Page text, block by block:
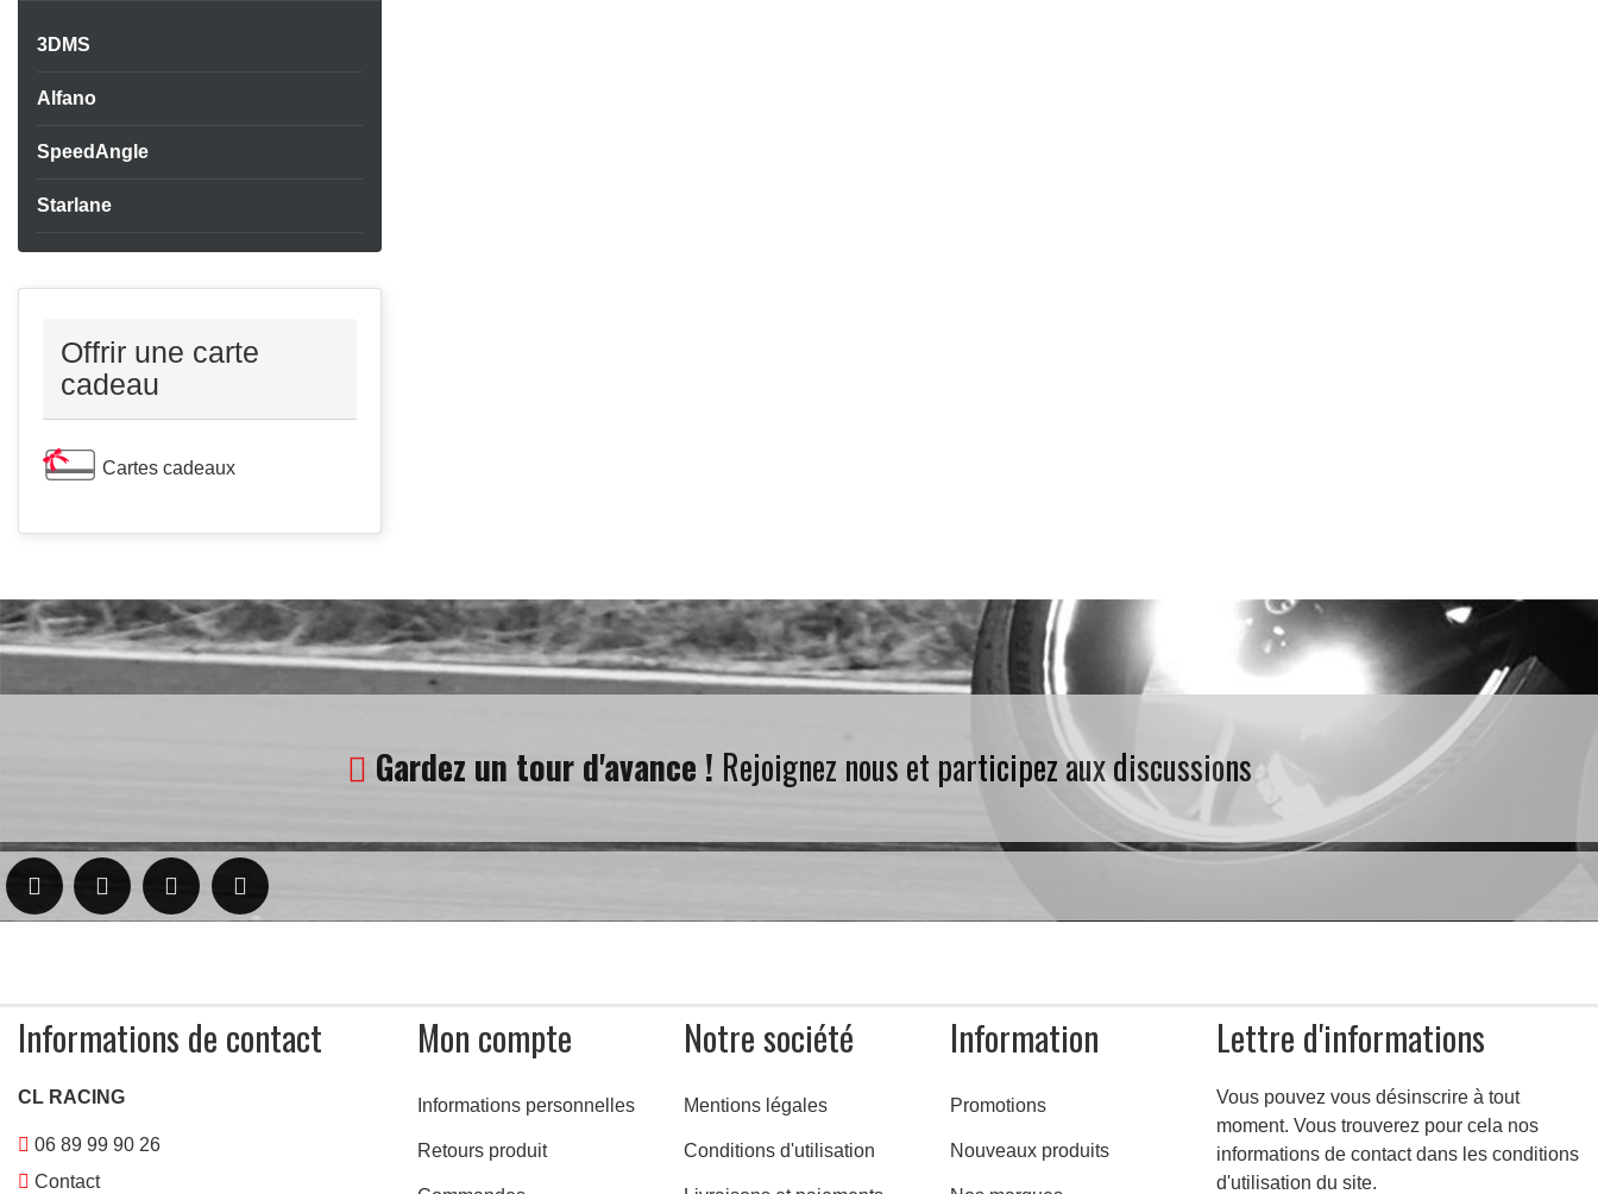
3DMS
Alfano
SpeedAngle
Starlane
Offrir une carte
cadeau
Cartes cadeaux
Gardez un tour d'avance ! Rejoignez nous et participez aux discussions
Informations de contact
CL RACING
06 89 99 90 26
Contact
Mon compte
Informations personnelles
Retours produit
Notre société
Mentions légales
Conditions d'utilisation
Information
Promotions
Nouveaux produits
Lettre d'informations
Vous pouvez vous désinscrire à tout
moment. Vous trouverez pour cela nos
informations de contact dans les conditions
d'utilisation du site.